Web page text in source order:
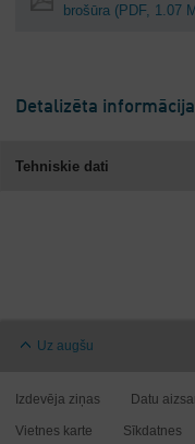
brošūra (PDF, 1.07
Detalizēta
Tehniskie dati
Uz augšu
Izdevēja ziņas Datu
Vietnes karte Sīkdatnes